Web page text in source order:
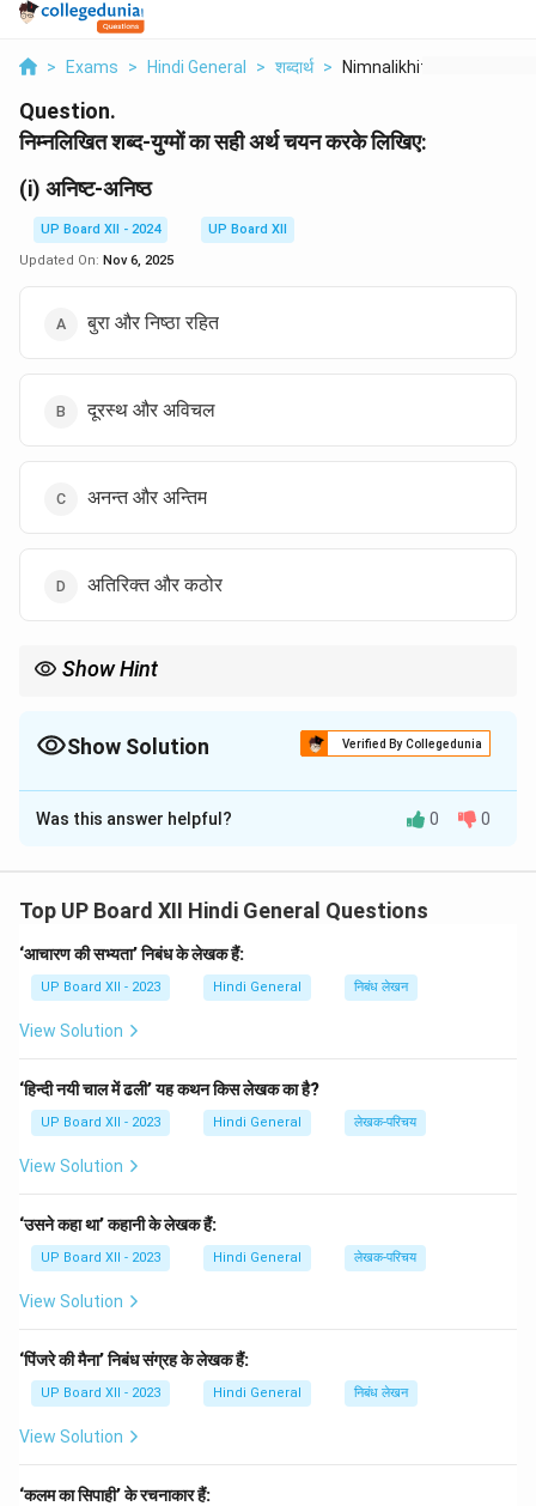
> Exams > Hindi General > शब्दार्थ > Nimnalikhit Shabd Yu...
Question.
निम्नलिखित शब्द-युग्मों का सही अर्थ चयन करके लिखिए:
(i) अनिष्ट-अनिष्ठ
UP Board XII - 2024
UP Board XII
Updated On: Nov 6, 2025
बुरा और निष्ठा रहित
दूरस्थ और अविचल
अनन्त और अन्तिम
अतिरिक्त और कठोर
Show Hint
Show Solution Verified By Collegedunia
The Correct Option isA
Solution and Explanation
'अनिष्ट' का अर्थ बुरा और 'अनिष्ठ' का अर्थ निष्ठा रहित होता है। ये
व्यक्त करते हैं।
Was this answer helpful? 0 0
Top UP Board XII Hindi General Questions
‘आचारण की सभ्यता’ निबंध के लेखक हैं:
UP Board XII - 2023 Hindi General निबंध लेखन
View Solution
‘हिन्दी नयी चाल में ढली’ यह कथन किस लेखक का है?
UP Board XII - 2023 Hindi General लेखक-परिचय
View Solution
‘उसने कहा था’ कहानी के लेखक हैं:
UP Board XII - 2023 Hindi General लेखक-परिचय
View Solution
‘पिंजरे की मैना’ निबंध संग्रह के लेखक हैं:
UP Board XII - 2023 Hindi General निबंध लेखन
View Solution
‘कलम का सिपाही’ के रचनाकार हैं: